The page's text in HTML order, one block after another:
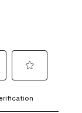
to
rate